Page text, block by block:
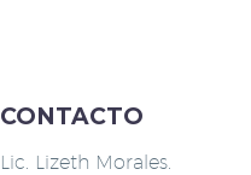
CONTACTO
Lic. Lizeth Morales.